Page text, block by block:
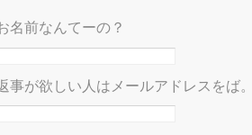
名前なんてーの？
事が欲しい人はメールアドレスをば